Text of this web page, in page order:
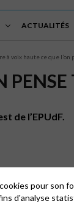
ACTUALITÉS
à voix haute ce que l’on
de l’EPUdF.
pour son
d'analyse